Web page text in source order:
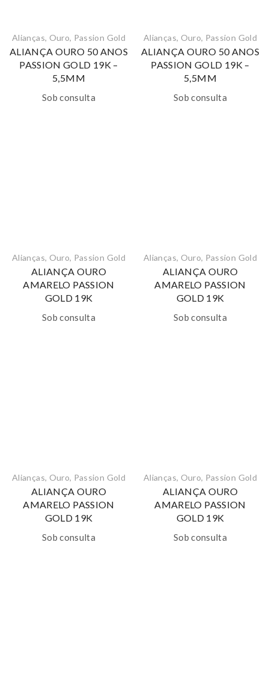
Alianças, Ouro, Passion Gold
ALIANÇA OURO 50 ANOS
PASSION GOLD 19K –
5,5MM
Sob consulta
Alianças, Ouro, Passion Gold
ALIANÇA OURO 50 ANOS
PASSION GOLD 19K –
5,5MM
Sob consulta
Alianças, Ouro, Passion Gold
ALIANÇA OURO
AMARELO PASSION
GOLD 19K
Sob consulta
Alianças, Ouro, Passion Gold
ALIANÇA OURO
AMARELO PASSION
GOLD 19K
Sob consulta
Alianças, Ouro, Passion Gold
ALIANÇA OURO
AMARELO PASSION
GOLD 19K
Sob consulta
Alianças, Ouro, Passion Gold
ALIANÇA OURO
AMARELO PASSION
GOLD 19K
Sob consulta